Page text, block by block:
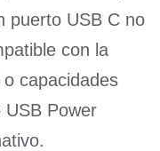
puerto USB C no
con la
capacidades
USB Power